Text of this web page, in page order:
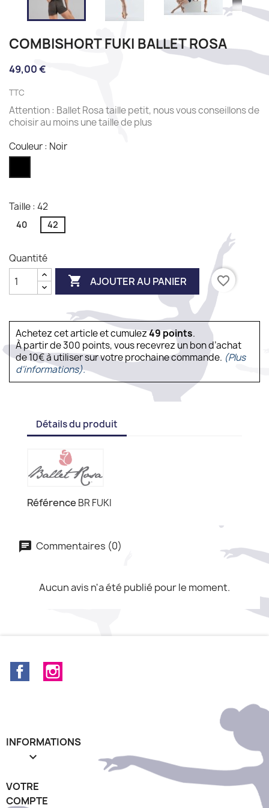
COMBISHORT FUKI BALLET ROSA
49,00 €
TTC
Attention : Ballet Rosa taille petit, nous vous conseillons de
choisir au moins une taille de plus
Couleur : Noir
Taille : 42
40 42
Quantité
 AJOUTER AU PANIER favorite_border
Achetez cet article et cumulez49points.
À partir de 300 points, vous recevrez un bon d’achat
de 10€ à utiliser sur votre prochaine commande. (Plus
d'informations).
Détails du produit
Référence BR FUKI
Commentaires (0)
Aucun avis n'a été publié pour le moment.
Facebook
INFORMATIONS

VOTRE
COMPTE